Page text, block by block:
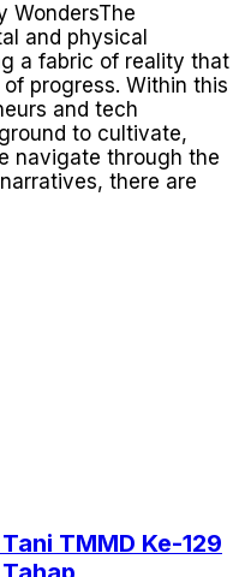
WondersThe
and physical
a fabric of reality that
progress. Within this
and tech
to cultivate,
navigate through the
there are
TMMD Ke-129